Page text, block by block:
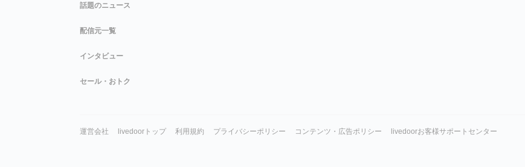
話題のニュース
配信元一覧
インタビュー
セール・おトク
運営会社 livedoorトップ 利用規約 プライバシーポリシー コンテンツ・広告ポリシー livedoorお客様サポートセンター